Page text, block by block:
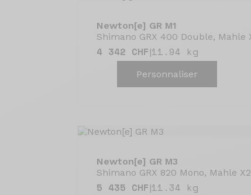
Newton[e] GR M1
Shimano GRX 400 Double, Mahle
4 342 CHF |11.94 kg
Personnaliser
Newton[e] GR M3
Shimano GRX 820 Mono, Mahle
5 435 CHF |11.34 kg